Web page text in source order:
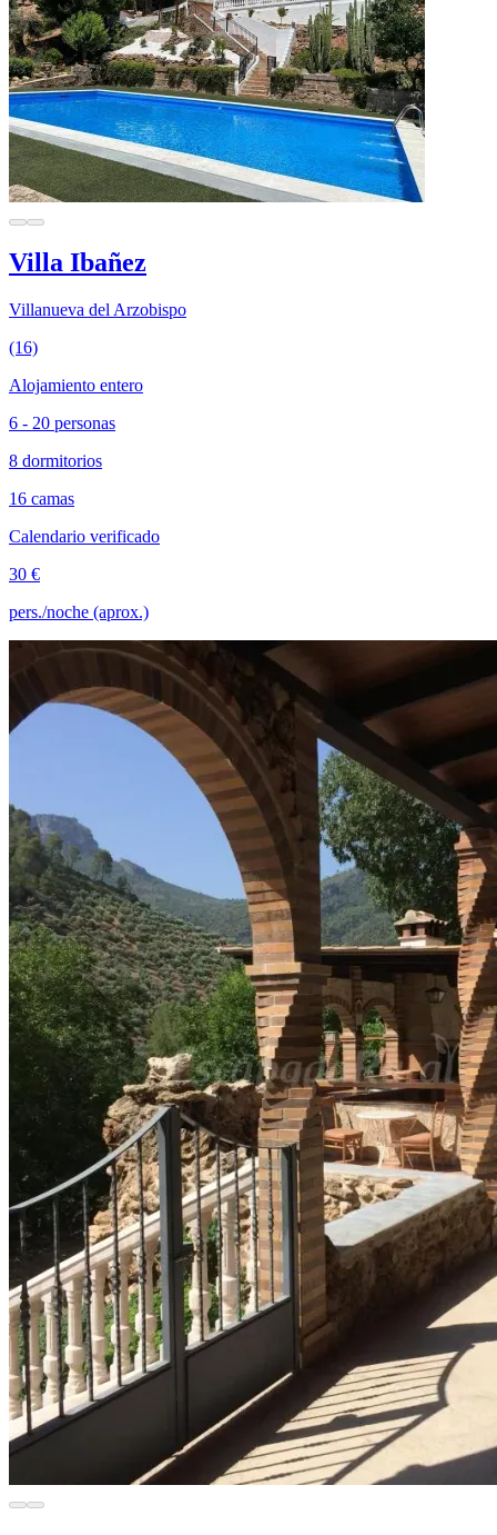
Villa Ibañez
Villanueva del Arzobispo
(16)
Alojamiento entero
6 - 20 personas
8 dormitorios
16 camas
Calendario verificado
30 €
pers./noche (aprox.)